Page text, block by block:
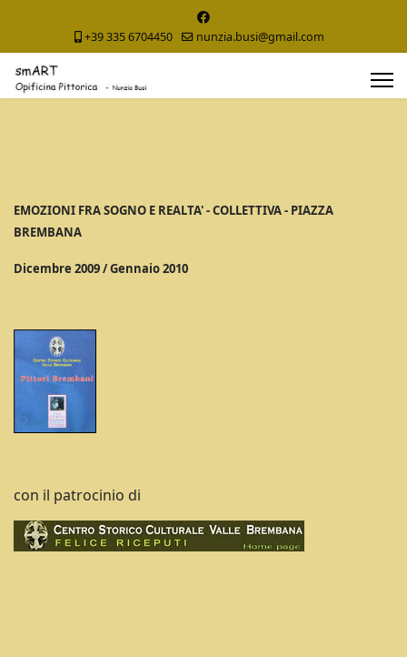
+39 335 6704450 nunzia.busi@gmail.com
EMOZIONI FRA SOGNO E REALTA' - COLLETTIVA - PIAZZA
BREMBANA
Dicembre 2009 / Gennaio 2010
con il patrocinio di